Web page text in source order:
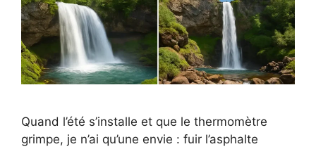
Quand l’été s’installe et que le thermomètre
grimpe, je n’ai qu’une envie : fuir l’asphalte